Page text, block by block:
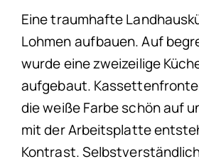
Eine traumhafte
Lohmen aufbauen. Auf
wurde eine zweizeilige
aufgebaut.
die weiße Farbe schön auf
mit der Arbeitsplatte
Kontrast.